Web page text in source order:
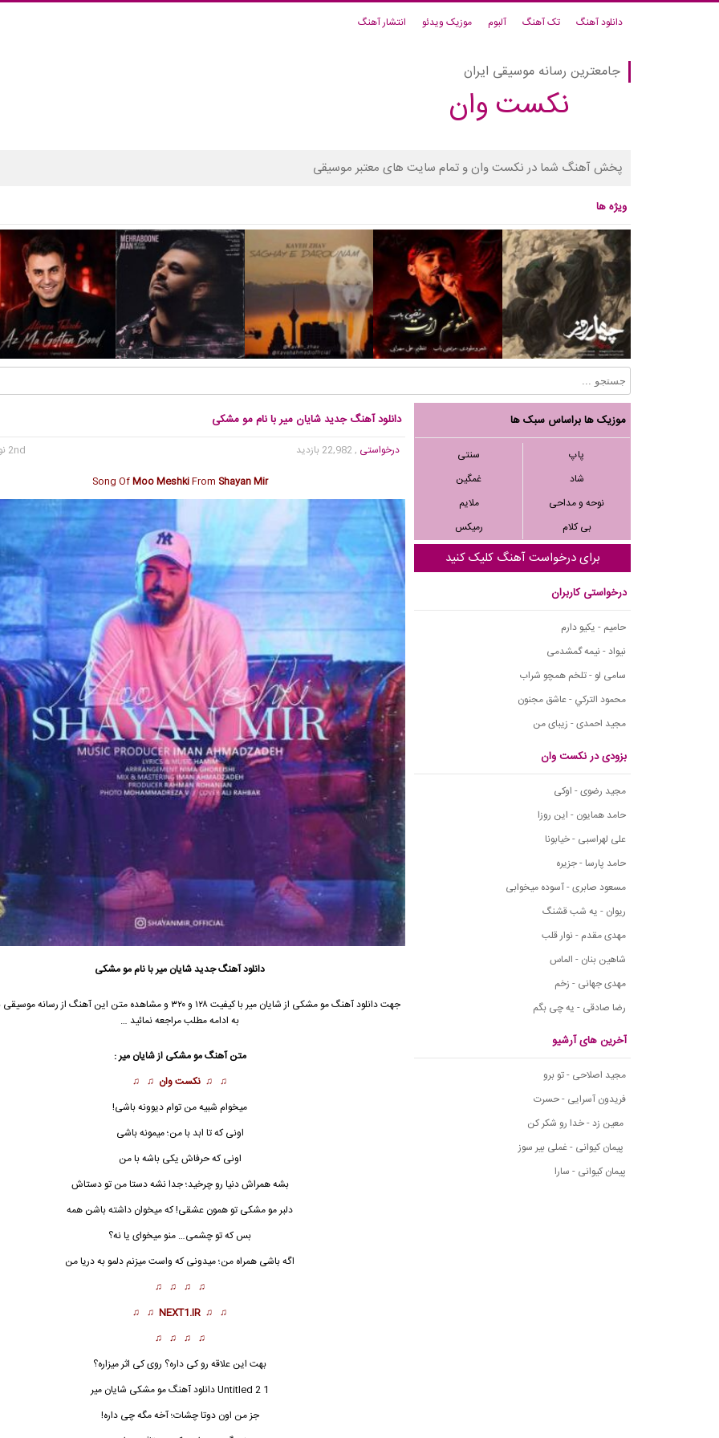
دانلود آهنگ تک آهنگ آلبوم موزیک ویدئو انتشار آهنگ
جامعترین رسانه موسیقی ایران
نکست وان
پخش آهنگ شما در نکست وان و تمام سایت های معتبر موسیقی
ویژه ها
موزیک ها براساس سبک ها
پاپ
سنتی
شاد
غمگین
نوحه و مداحی
ملایم
بی کلام
رمیکس
برای درخواست آهنگ کلیک کنید
درخواستی کاربران
حامیم - یکیو دارم
نیواد - نیمه گمشدمی
سامی لو - تلخم همچو شراب
محمود التركي - عاشق مجنون
مجید احمدی - زیبای من
بزودی در نکست وان
مجید رضوی - اوکی
حامد همایون - این روزا
علی لهراسبی - خیابونا
حامد پارسا - جزیره
مسعود صابری - آسوده میخوابی
ریوان - یه شب قشنگ
مهدی مقدم - نوار قلب
شاهین بنان - الماس
مهدی جهانی - زخم
رضا صادقی - یه چی بگم
آخرین های آرشیو
مجید اصلاحی - تو برو
فریدون آسرایی - حسرت
معین زد - خدا رو شکر کن
پیمان کیوانی - غملی بیر سوز
پیمان کیوانی - سارا
دانلود آهنگ جدید شایان میر با نام مو‌ مشکی
درخواستی , 22,982 بازدید
2nd نوامبر 2020
Song OfMoo MeshkiFrom Shayan Mir
دانلود آهنگ جدیدشایان میر با نام مو‌ مشکی
جهت دانلود آهنگ مو‌ مشکی از شایان میر با کیفیت ۱۲۸ و ۳۲۰ و مشاهده متن این آهنگ از
به ادامه مطلب مراجعه نمائید …
متن آهنگ مو‌ مشکی از شایان میر :
♫ ♫ نکست وان ♫ ♫
میخوام شبیه من توام دیوونه باشی!
اونی که تا ابد با من؛ میمونه باشی
اونی که حرفاش یکی باشه با من
بشه همراش دنیا رو چرخید؛ جدا نشه دستا من تو دستاش
دلبر مو مشکی تو همون عشقی! که میخوان داشته باشن همه
بس که تو چشمی… منو میخوای یا نه؟
اگه باشی همراه من؛ میدونی که واست میزنم دلمو به دریا من
♫ ♫ ♫ ♫
♫ ♫
NEXT1.IR
♫ ♫
♫ ♫ ♫ ♫
بهت این علاقه رو کی داره؟ روی کی اثر میزاره؟
Untitled 2 1 دانلود آهنگ مو مشکی شایان میر
جز من اون دوتا چشات؛ آخه مگه چی داره!